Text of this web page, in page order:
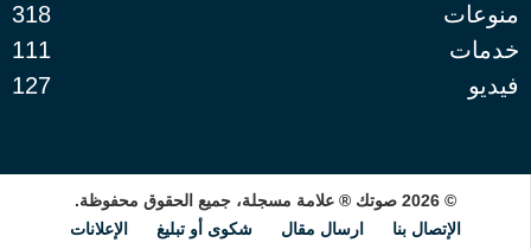
منوعات
318
خدمات
111
فيديو
127
© 2026 صوتك ® علامة مسجلة، جميع الحقوق محفوظة.
الإتصال بنا
ارسال مقال شكوى أو تبليغ الإعلانات